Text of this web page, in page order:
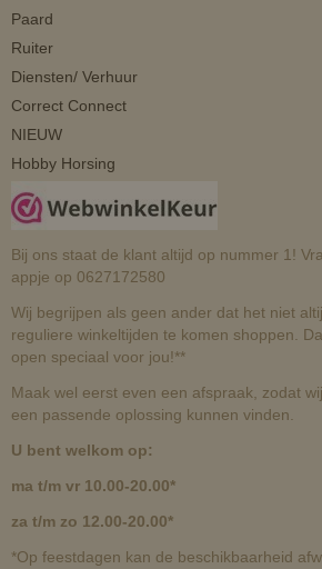
Paard
Ruiter
Diensten/ Verhuur
Correct Connect
NIEUW
Hobby Horsing
Bij ons staat de klant altijd op nummer 1!
appje op 0627172580
Wij begrijpen als geen ander dat het niet
reguliere winkeltijden te komen shoppen.
open speciaal voor jou!**
Maak wel eerst even een afspraak, zodat
een passende oplossing kunnen vinden.
U bent welkom op:
ma t/m vr 10.00-20.00*
za t/m zo 12.00-20.00*
*Op feestdagen kan de beschikbaarheid